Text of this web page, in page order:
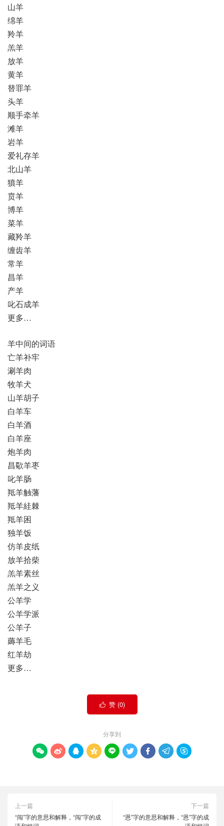
山羊
绵羊
羚羊
羔羊
放羊
黄羊
替罪羊
头羊
顺手牵羊
滩羊
岩羊
爱礼存羊
北山羊
獖羊
贲羊
博羊
菜羊
藏羚羊
缠齿羊
常羊
昌羊
产羊
叱石成羊
更多…
羊中间的词语
亡羊补牢
涮羊肉
牧羊犬
山羊胡子
白羊车
白羊酒
白羊座
炮羊肉
昌歜羊枣
叱羊肠
羝羊触藩
羝羊絓棘
羝羊困
独羊饭
仿羊皮纸
放羊拾柴
羔羊素丝
羔羊之义
公羊学
公羊学派
公羊子
薅羊毛
红羊劫
更多…
 赞 (0)
分享到
        
上一篇
“闯”字的意思和解释，“闯”字的成
下一篇
“恩”字的意思和解释，“恩”字的成